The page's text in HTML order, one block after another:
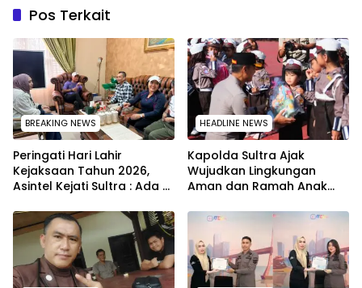
Pos Terkait
BREAKING NEWS
Peringati Hari Lahir
Kejaksaan Tahun 2026,
Asintel Kejati Sultra : Ada
sampai Adhyaksa Run
HEADLINE NEWS
Kapolda Sultra Ajak
Wujudkan Lingkungan
Aman dan Ramah Anak
Nasional 2026